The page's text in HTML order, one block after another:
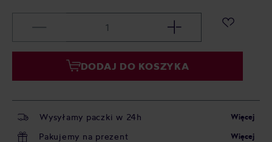
DODAJ DO KOSZYKA
Wysyłamy paczki w 24h Więcej
Pakujemy na prezent Więcej